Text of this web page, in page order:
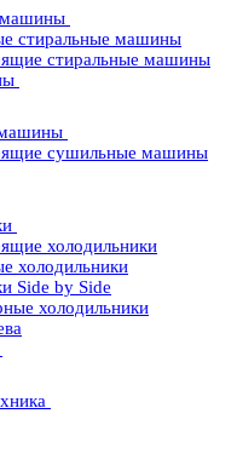
машины
стиральные машины
стиральные машины
сушильные машины
холодильники
холодильники
Side by Side
холодильники